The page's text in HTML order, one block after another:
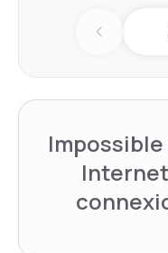
Previous